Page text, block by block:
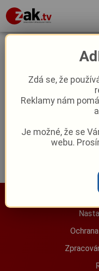
technické
Kam se
na
Zdá se, že
Reklamy nám
Je možné, že se
webu.